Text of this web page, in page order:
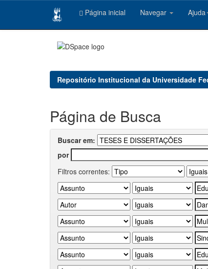
Página inicial Navegar Ajuda
Repositório Institucional da Universidade
Página de Busca
Buscar em:
por
Filtros correntes: